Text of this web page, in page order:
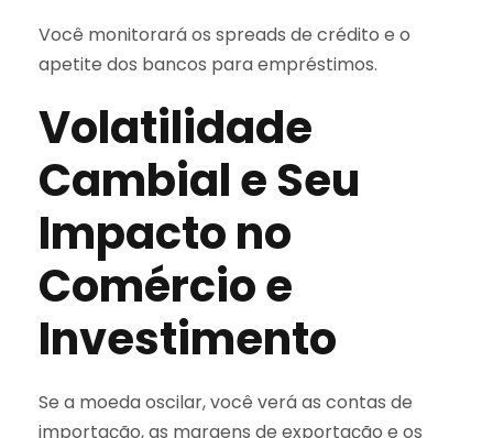
Você monitorará os spreads de crédito e o
apetite dos bancos para empréstimos.
Volatilidade
Cambial e Seu
Impacto no
Comércio e
Investimento
Se a moeda oscilar, você verá as contas de
importação, as margens de exportação e os